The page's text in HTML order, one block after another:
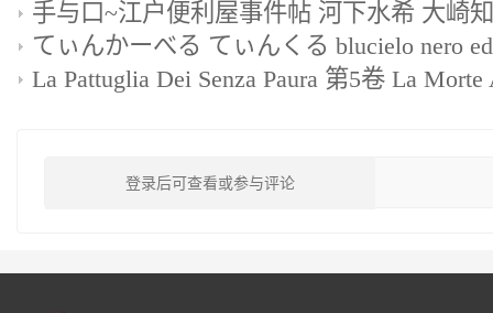
登录后可查看或参与评论